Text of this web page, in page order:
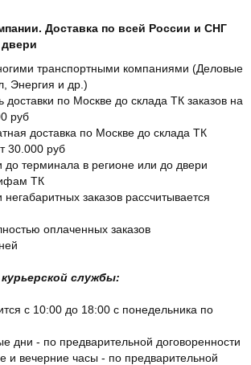
Доставка по всей России и СНГ
транспортными компаниями (Деловые
Энергия и др.)
доставки по Москве до склада ТК заказов на
руб
доставка по Москве до склада ТК
30.000 руб
до терминала в регионе или до двери
ТК
негабаритных заказов рассчитывается
оплаченных заказов
службы:
с 10:00 до 18:00 с понедельника по
дни - по предварительной договоренности
и вечерние часы - по предварительной